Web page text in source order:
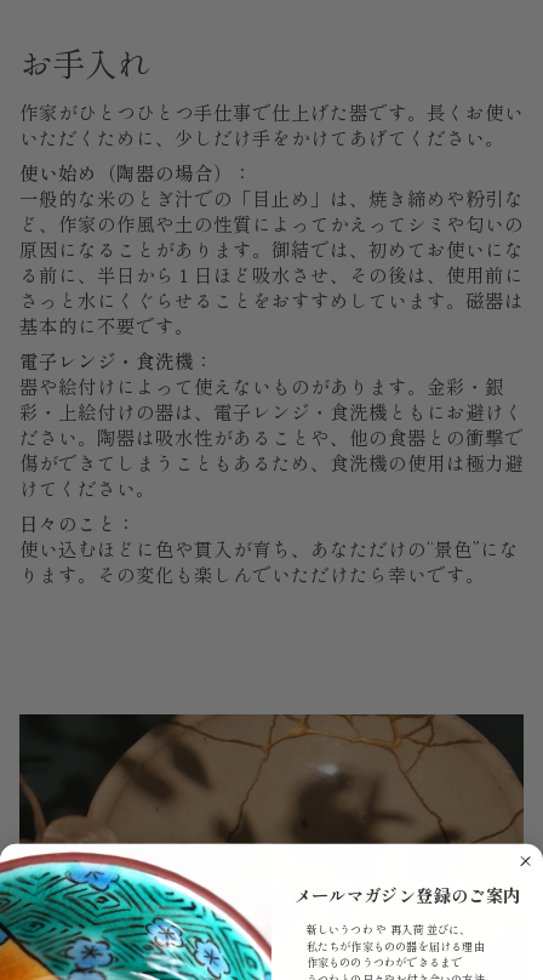
お手入れ
作家がひとつひとつ手仕事で仕上げた器です。長くお使い
いただくために、少しだけ手をかけてあげてください。
使い始め（陶器の場合）：
一般的な米のとぎ汁での「目止め」は、焼き締めや粉引な
ど、作家の作風や土の性質によってかえってシミや匂いの
原因になることがあります。御結では、初めてお使いにな
る前に、半日から１日ほど吸水させ、その後は、使用前に
さっと水にくぐらせることをおすすめしています。磁器は
基本的に不要です。
電子レンジ・食洗機：
器や絵付けによって使えないものがあります。金彩・銀
彩・上絵付けの器は、電子レンジ・食洗機ともにお避けく
ださい。陶器は吸水性があることや、他の食器との衝撃で
傷ができてしまうこともあるため、食洗機の使用は極力避
けてください。
日々のこと：
使い込むほどに色や貫入が育ち、あなただけの“景色”にな
ります。その変化も楽しんでいただけたら幸いです。
メールマガジン登録のご案内
新しいうつわ や 再入荷 並びに、
私たちが作家ものの器を届ける理由
作家もののうつわができるまで